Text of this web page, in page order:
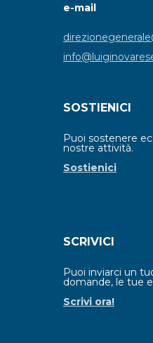
e-mail
SOSTIENICI
Puoi sostenere
nostre attività.
Sostienici
SCRIVICI
Puoi inviarci un
domande, le tue
Scrivi ora!